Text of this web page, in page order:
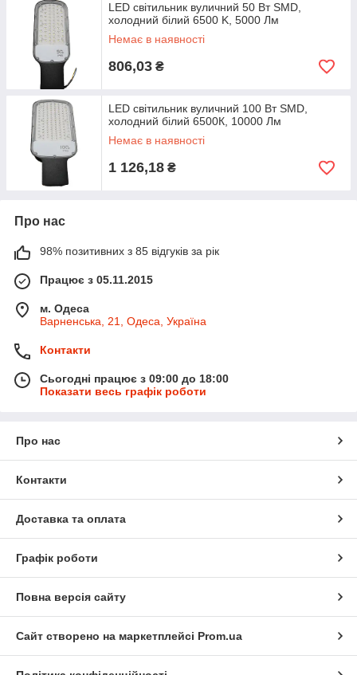
LED світильник вуличний 50 Вт SMD,
холодний білий 6500 K, 5000 Лм
Немає в наявності
806,03 ₴
LED світильник вуличний 100 Вт SMD,
холодний білий 6500К, 10000 Лм
Немає в наявності
1 126,18 ₴
Про нас
98% позитивних з 85 відгуків за рік
Працює з 05.11.2015
м. Одеса
Варненська, 21, Одеса, Україна
Контакти
Сьогодні працює з 09:00 до 18:00
Показати весь графік роботи
Про нас
Контакти
Доставка та оплата
Графік роботи
Повна версія сайту
Сайт створено на маркетплейсі Prom.ua